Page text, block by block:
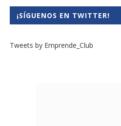
¡SÍGUENOS EN TWITTER!
Tweets by Emprende_Club